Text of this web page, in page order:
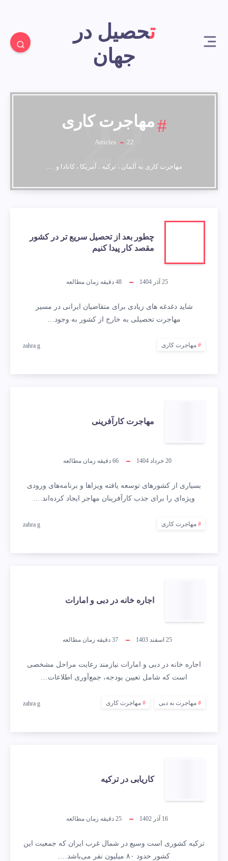
تحصیل در
جهان
مهاجرت کاری
22
Articles
22
مهاجرت کاری به آلمان ، ترکیه ، آمریکا ، کانادا و ….
چطور بعد از تحصیل سریع تر در کشور
مقصد کار پیدا کنیم
25 آذر 1404 48 دقیقه زمان مطالعه
شاید دغدغه های زیادی برای متقاضیان ایرانی در مسیر
مهاجرت تحصیلی به خارج از کشور به وجود…
مهاجرت کاری zahra g
مهاجرت کارآفرینی
20 خرداد 1404 66 دقیقه زمان مطالعه
بسیاری از کشورهای توسعه یافته ویزاها و برنامه‌های ورودی
ویژه‌ای را برای جذب کارآفرینان مهاجر ایجاد کرده‌اند….
مهاجرت کاری zahra g
اجاره خانه در دبی و امارات
25 اسفند 1403 37 دقیقه زمان مطالعه
اجاره خانه در دبی و امارات نیازمند رعایت مراحل مشخصی
است که شامل تعیین بودجه، جمع‌آوری اطلاعات…
مهاجرت به دبی مهاجرت کاری zahra g
کاریابی در ترکیه
16 آذر 1402 25 دقیقه زمان مطالعه
ترکیه کشوری است وسیع در شمال غرب ایران که جمعیت این
کشور حدود ۸۰ میلیون نفر می‌باشد….